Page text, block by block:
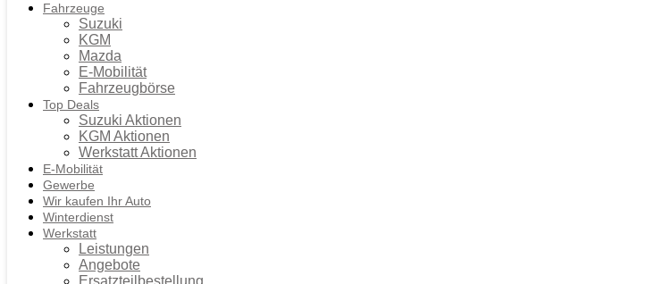
Fahrzeuge
Suzuki
KGM
Mazda
E-Mobilität
Fahrzeugbörse
Top Deals
Suzuki Aktionen
KGM Aktionen
Werkstatt Aktionen
E-Mobilität
Gewerbe
Wir kaufen Ihr Auto
Winterdienst
Werkstatt
Leistungen
Angebote